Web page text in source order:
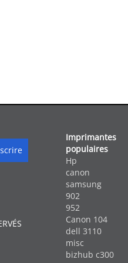
Imprimantes
populaires
Hp
canon
samsung
902
952
Canon 104
dell 3110
misc
bizhub c300